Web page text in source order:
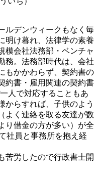
ルデンウィークもなく毎
明け暮れ、法律学の素養
模会社法務部・ベンチャ
務。法務部時代は、会社
もかかわらず、契約書の
約書・雇用関連の契約書
人で対応することもあ
からすれば、子供のよう
よく連絡を取る友達が数
り借金の方が多い）が全
社員と事務所を抱え経
苦労したので行政書士開